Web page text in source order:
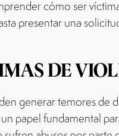
cómo ser
presentar una
DE
generar temores
papel fundamental